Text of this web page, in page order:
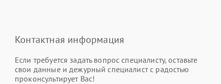
Контактная информация
Если требуется задать вопрос специалисту, оставьте
свои данные и дежурный специалист с радостью
проконсультирует Вас!